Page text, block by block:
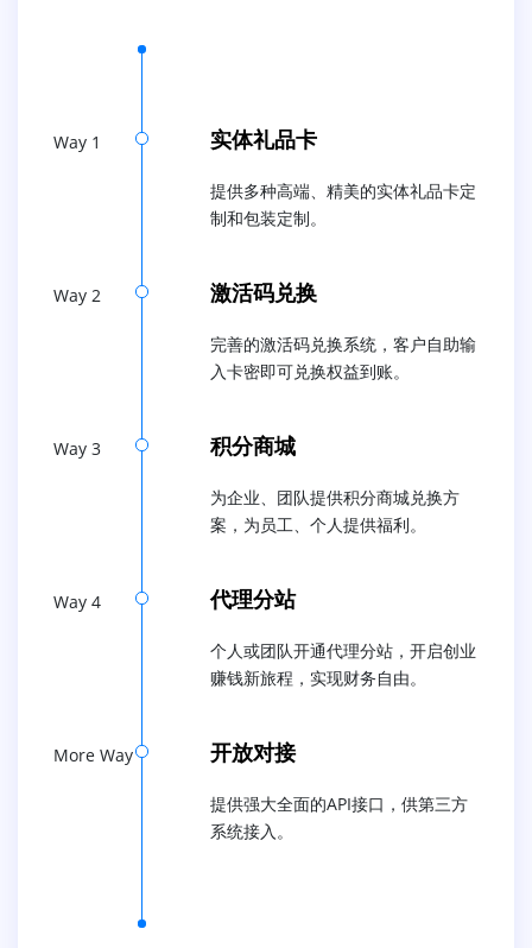
Way 1 实体礼品卡
提供多种高端、精美的实体礼品卡定
制和包装定制。
Way 2 激活码兑换
完善的激活码兑换系统，客户自助输
入卡密即可兑换权益到账。
Way 3 积分商城
为企业、团队提供积分商城兑换方
案，为员工、个人提供福利。
Way 4 代理分站
个人或团队开通代理分站，开启创业
赚钱新旅程，实现财务自由。
More Way 开放对接
提供强大全面的API接口，供第三方
系统接入。